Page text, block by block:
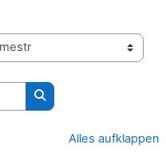
Kurse suchen
Alles aufklappen